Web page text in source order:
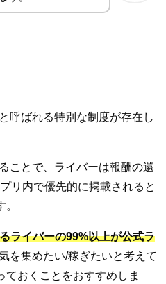
呼ばれる特別な制度が存在し
ことで、ライバーは報酬の還
リ内で優先的に掲載されると
ライバーの99%以上が公式ラ
を集めたい/稼ぎたいと考えて
ておくことをおすすめしま